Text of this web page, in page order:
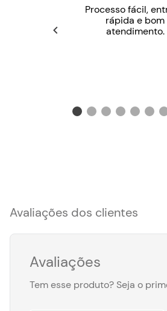
Processo fácil,
rápida e bom
atendimento.
Avaliações dos clientes
Avaliações
Tem esse produto? Seja o